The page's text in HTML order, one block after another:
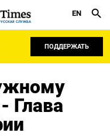
СЛУЖБА
EN
ПОДДЕРЖАТЬ
Глава